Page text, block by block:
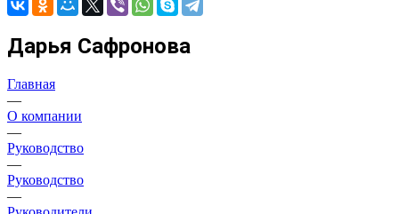
Дарья Сафронова
Главная
—
О компании
—
Руководство
—
Руководство
—